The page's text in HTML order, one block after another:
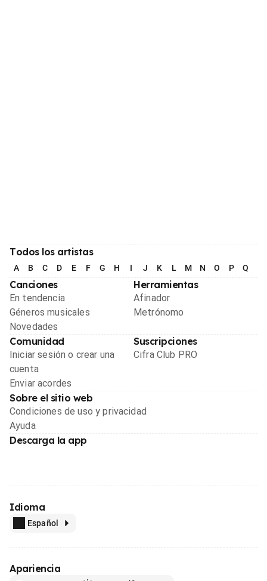
Todos los artistas
A B C D E F G H I J K L M N O P Q
Canciones
En tendencia
Géneros musicales
Novedades
Herramientas
Afinador
Metrónomo
Comunidad
Iniciar sesión o crear una
cuenta
Enviar acordes
Suscripciones
Cifra Club PRO
Sobre el sitio web
Condiciones de uso y privacidad
Ayuda
Descarga la app
Idioma
Español
Apariencia